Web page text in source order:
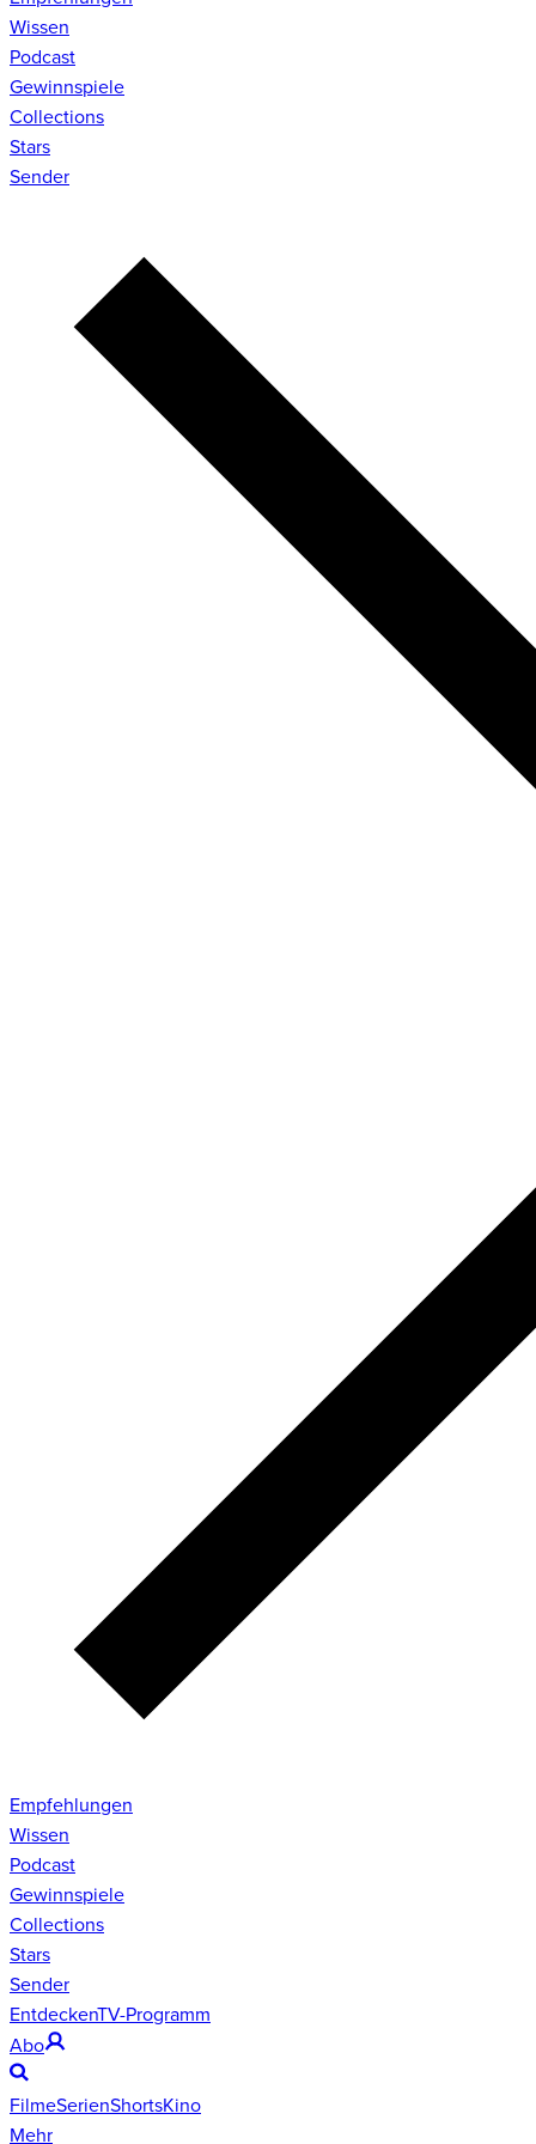
Wissen
Podcast
Gewinnspiele
Collections
Stars
Sender
Empfehlungen
Wissen
Podcast
Gewinnspiele
Collections
Stars
Sender
EntdeckenTV-Programm
Abo
FilmeSerienShortsKino
Mehr